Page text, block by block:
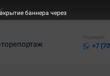
Редакция
+7
баннера через